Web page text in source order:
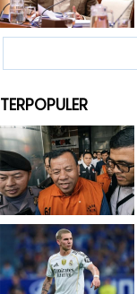
TERPOPULER